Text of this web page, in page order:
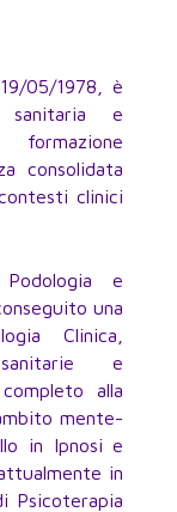
05/1978, è
sanitaria e
consolidata
clinici
e
una
Clinica,
e
alla
mente-
in Ipnosi e
in
Psicoterapia